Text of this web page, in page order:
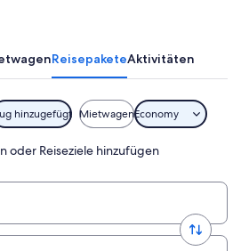
ReisepaketeAktivitäten
hinzugefügt MietwagenEconomy
oder Reiseziele hinzufügen